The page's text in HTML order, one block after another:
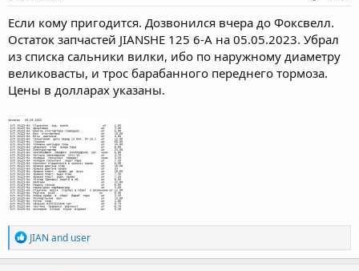
Если кому пригодится. Дозвонился вчера до Фоксвелл.
Остаток запчастей JIANSHE 125 6-A на 05.05.2023. Убрал
из списка сальники вилки, ибо по наружному диаметру
великовасты, и трос барабанного переднего тормоза.
Цены в долларах указаны.
R
e
a
JIAN and user